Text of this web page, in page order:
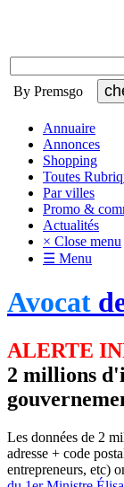
By Premsgo
Annuaire
Annonces
Shopping
Toutes
Par villes
Promo &
Actualités
× Close menu
☰ Menu
Avocat
ALERTE
2 millions
Les données de 2
adresse + code
entrepreneurs, etc)